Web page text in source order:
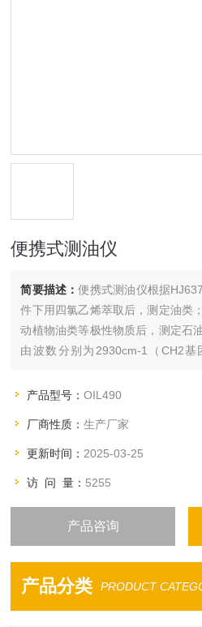
便携式测油仪
简要描述：便携式测油仪根据
件下用四氯乙烯萃取后，测定油类
动植物油类等极性物质后，测定石
由波数分别为2930cm-1（CH2基
环中C-H键的伸缩振动）处的吸光
产品型号：OIL490
厂商性质：生产厂家
更新时间： 2025-03-25
访 问 量： 5255
产品咨询
产品分类 PRODUCT